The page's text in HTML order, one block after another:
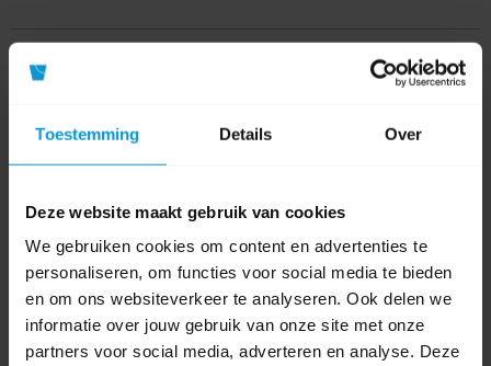
Toestemming Details Over
Deze website maakt gebruik van cookies
We gebruiken cookies om content en advertenties te
personaliseren, om functies voor social media te bieden
en om ons websiteverkeer te analyseren. Ook delen we
informatie over jouw gebruik van onze site met onze
partners voor social media, adverteren en analyse. Deze
Product specificaties
Artikelnummer VC008GZ
Stofzak/ Ketel
2,0 ltr
Voltage 36 V
Werkduur